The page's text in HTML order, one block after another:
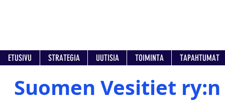
ETUSIVU STRATEGIA UUTISIA TOIMINTA TAPAHTUMAT
Suomen Vesitiet